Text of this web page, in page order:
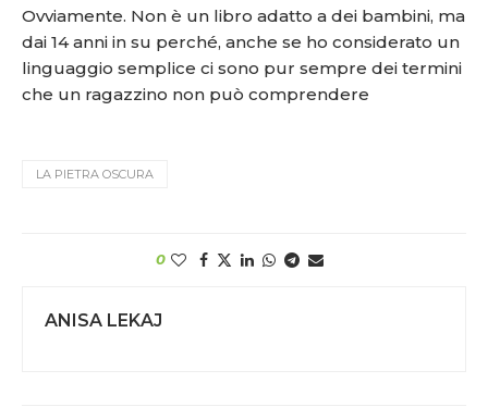
Ovviamente. Non è un libro adatto a dei bambini, ma
dai 14 anni in su perché, anche se ho considerato un
linguaggio semplice ci sono pur sempre dei termini
che un ragazzino non può comprendere
LA PIETRA OSCURA
0
ANISA LEKAJ